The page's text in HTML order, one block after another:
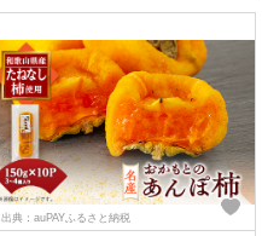
出典：auPAYふるさと納税